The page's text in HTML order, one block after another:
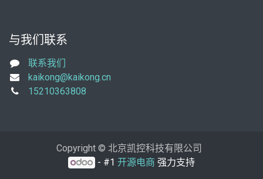
与我们联系
联系我们
kaikong@kaikong.cn
15210363808
Copyright © 北京凯控科技有限公司
- #1开源电商 强力支持